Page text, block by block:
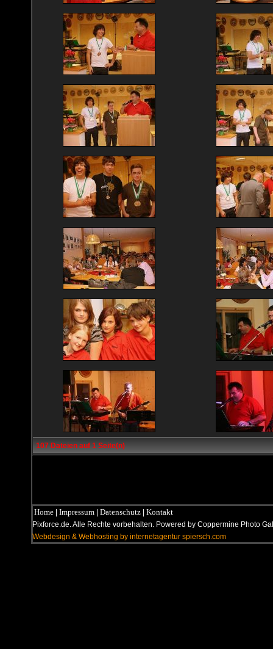
107 Dateien auf 1 Seite(n)
Home | Impressum | Datenschutz | Kontakt
Pixforce.de. Alle Rechte vorbehalten. Powered by Coppermine Photo
Webdesign & Webhosting by internetagentur spiersch.com